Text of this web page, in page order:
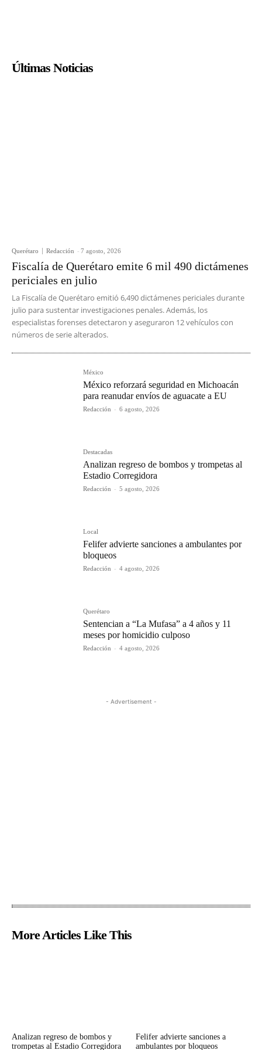
Últimas Noticias
Querétaro Redacción - 7 agosto, 2026
Fiscalía de Querétaro emite 6 mil 490 dictámenes
periciales en julio
La Fiscalía de Querétaro emitió 6,490 dictámenes periciales durante
julio para sustentar investigaciones penales. Además, los
especialistas forenses detectaron y aseguraron 12 vehículos con
números de serie alterados.
México
México reforzará seguridad en Michoacán
para reanudar envíos de aguacate a EU
Redacción - 6 agosto, 2026
Destacadas
Analizan regreso de bombos y trompetas al
Estadio Corregidora
Redacción - 5 agosto, 2026
Local
Felifer advierte sanciones a ambulantes por
bloqueos
Redacción - 4 agosto, 2026
Querétaro
Sentencian a “La Mufasa” a 4 años y 11
meses por homicidio culposo
Redacción - 4 agosto, 2026
- Advertisement -
More Articles Like This
Analizan regreso de bombos y
trompetas al Estadio Corregidora
Felifer advierte sanciones a
ambulantes por bloqueos